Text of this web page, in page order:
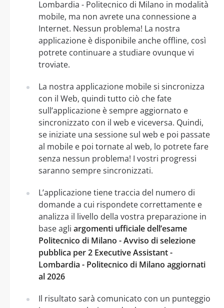
Lombardia - Politecnico di Milano in modalità
mobile, ma non avrete una connessione a
Internet. Nessun problema! La nostra
applicazione è disponibile anche offline, così
potrete continuare a studiare ovunque vi
troviate.
La nostra applicazione mobile si sincronizza
con il Web, quindi tutto ciò che fate
sull’applicazione è sempre aggiornato e
sincronizzato con il web e viceversa. Quindi,
se iniziate una sessione sul web e poi passate
al mobile e poi tornate al web, lo potrete fare
senza nessun problema! I vostri progressi
saranno sempre sincronizzati.
L’applicazione tiene traccia del numero di
domande a cui rispondete correttamente e
analizza il livello della vostra preparazione in
base agli argomenti ufficiale dell’esame
Politecnico di Milano - Avviso di selezione
pubblica per 2 Executive Assistant -
Lombardia - Politecnico di Milano aggiornati
al 2026
Il risultato sarà comunicato con un punteggio